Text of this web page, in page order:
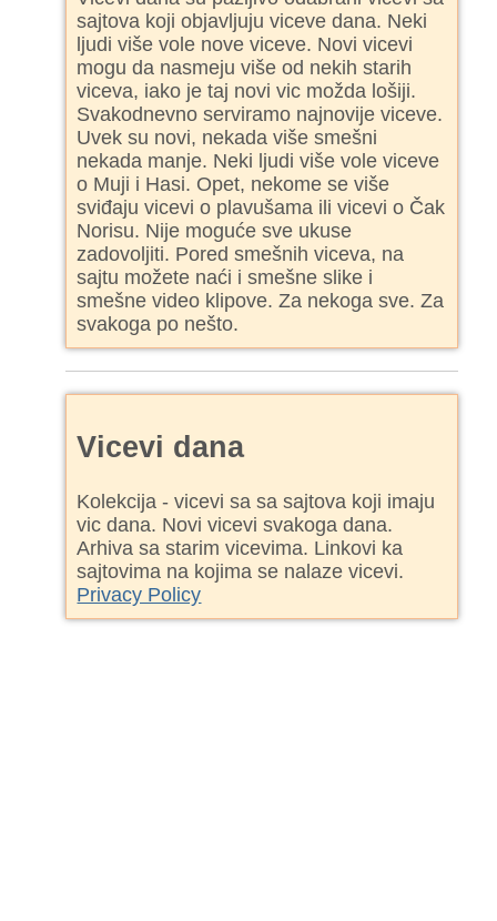
sajtova koji objavljuju viceve dana. Neki
ljudi više vole nove viceve. Novi vicevi
mogu da nasmeju više od nekih starih
viceva, iako je taj novi vic možda lošiji.
Svakodnevno serviramo najnovije viceve.
Uvek su novi, nekada više smešni
nekada manje. Neki ljudi više vole viceve
o Muji i Hasi. Opet, nekome se više
sviđaju vicevi o plavušama ili vicevi o Čak
Norisu. Nije moguće sve ukuse
zadovoljiti. Pored smešnih viceva, na
sajtu možete naći i smešne slike i
smešne video klipove. Za nekoga sve. Za
svakoga po nešto.
Vicevi dana
Kolekcija - vicevi sa sa sajtova koji imaju
vic dana. Novi vicevi svakoga dana.
Arhiva sa starim vicevima. Linkovi ka
sajtovima na kojima se nalaze vicevi.
Privacy Policy